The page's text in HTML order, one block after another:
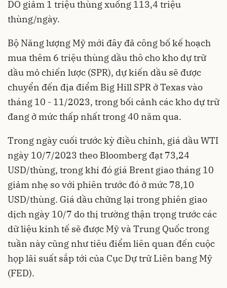
DO giảm 1 triệu thùng xuống 113,4 triệu
thùng/ngày.
Bộ Năng lượng Mỹ mới đây đã công bố kế hoạch
mua thêm 6 triệu thùng dầu thô cho kho dự trữ
dầu mỏ chiến lược (SPR), dự kiến dầu sẽ được
chuyển đến địa điểm Big Hill SPR ở Texas vào
tháng 10 - 11/2023, trong bối cảnh các kho dự trữ
đang ở mức thấp nhất trong 40 năm qua.
Trong ngày cuối trước kỳ điều chỉnh, giá dầu WTI
ngày 10/7/2023 theo Bloomberg đạt 73,24
USD/thùng, trong khi đó giá Brent giao tháng 10
giảm nhẹ so với phiên trước đó ở mức 78,10
USD/thùng. Giá dầu chững lại trong phiên giao
dịch ngày 10/7 do thị trường thận trọng trước các
dữ liệu kinh tế sẽ được Mỹ và Trung Quốc trong
tuần này cũng như tiêu điểm liên quan đến cuộc
họp lãi suất sắp tới của Cục Dự trữ Liên bang Mỹ
(FED).